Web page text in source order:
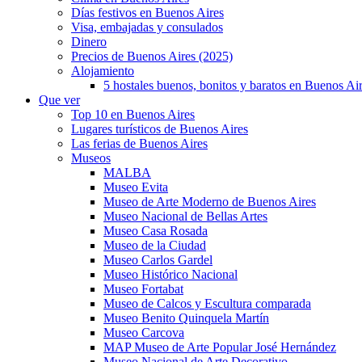
Días festivos en Buenos Aires
Visa, embajadas y consulados
Dinero
Precios de Buenos Aires (2025)
Alojamiento
5 hostales buenos, bonitos y baratos en Buenos
Que ver
Top 10 en Buenos Aires
Lugares turísticos de Buenos Aires
Las ferias de Buenos Aires
Museos
MALBA
Museo Evita
Museo de Arte Moderno de Buenos Aires
Museo Nacional de Bellas Artes
Museo Casa Rosada
Museo de la Ciudad
Museo Carlos Gardel
Museo Histórico Nacional
Museo Fortabat
Museo de Calcos y Escultura comparada
Museo Benito Quinquela Martín
Museo Carcova
MAP Museo de Arte Popular José Hernández